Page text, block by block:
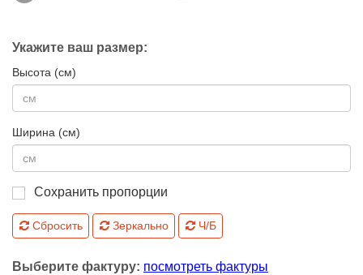
Укажите ваш размер:
Высота (см)
Ширина (см)
Сохранить пропорции
Сбросить Зеркально Ч/Б
Выберите фактуру: посмотреть фактуры